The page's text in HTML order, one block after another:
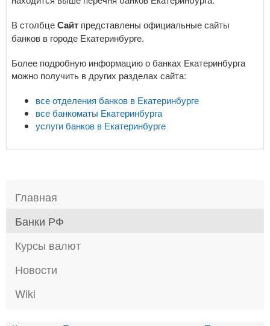
В столбцеСайт представлены официальные сайты
банков в городе Екатеринбурге.
Более подробную информацию о банках Екатеринбурга
можно получить в других разделах сайта:
все отделения банков в Екатеринбурге
все банкоматы Екатеринбурга
услуги банков в Екатеринбурге
Главная
Банки РФ
Курсы валют
Новости
Wiki